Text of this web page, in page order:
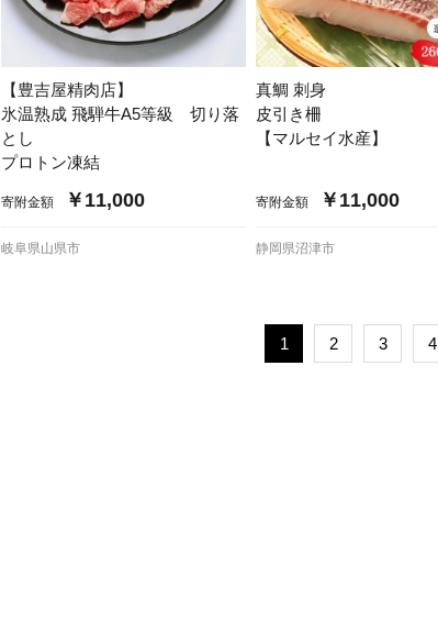
【豊吉屋精肉店】
氷温熟成 飛騨牛A5等級 切り落
とし
プロトン凍結
寄附金額 ￥11,000
岐阜県山県市
真鯛 刺身
皮引き柵
【マルセイ水産】
寄附金額 ￥11,000
静岡県沼津市
1 2 3 4